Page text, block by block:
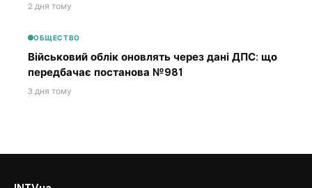
2 дня тому
ОБЩЕСТВО
Військовий облік оновлять через дані ДПС: що
передбачає постанова №981
3 дня тому